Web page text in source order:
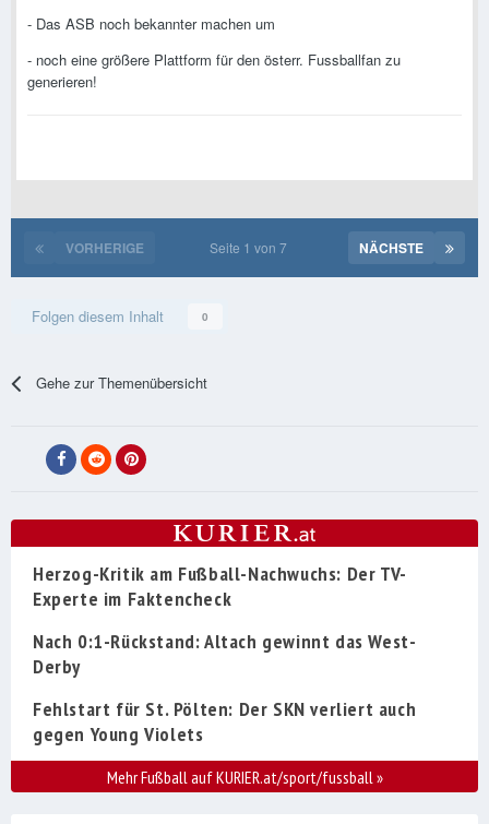
- Das ASB noch bekannter machen um
- noch eine größere Plattform für den österr. Fussballfan zu
generieren!
VORHERIGE NÄCHSTE
Seite 1 von 7
Folgen diesem Inhalt 0
Gehe zur Themenübersicht
Herzog-Kritik am Fußball-Nachwuchs: Der TV-
Experte im Faktencheck
Nach 0:1-Rückstand: Altach gewinnt das West-
Derby
Fehlstart für St. Pölten: Der SKN verliert auch
gegen Young Violets
Mehr Fußball auf KURIER.at/sport/fussball»